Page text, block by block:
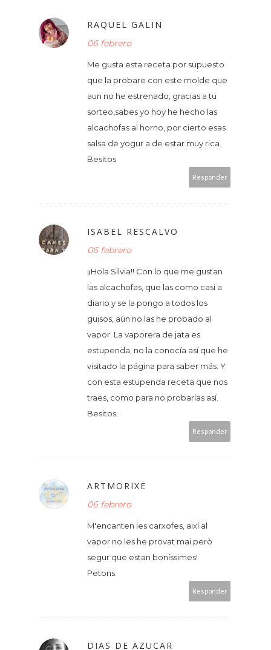
RAQUEL GALIN
06 febrero
Me gusta esta receta por supuesto
que la probare con este molde que
aun no he estrenado, gracias a tu
sorteo,sabes yo hoy he hecho las
alcachofas al horno, por cierto esas
salsa de yogur a de estar muy rica.
Besitos
Responder
ISABEL RESCALVO
06 febrero
¡¡Hola Silvia!! Con lo que me gustan
las alcachofas, que las como casi a
diario y se la pongo a todos los
guisos, aún no las he probado al
vapor. La vaporera de jata es
estupenda, no la conocía así que he
visitado la página para saber más. Y
con esta estupenda receta que nos
traes, como para no probarlas así.
Besitos.
Responder
ARTMORIXE
06 febrero
M'encanten les carxofes, així al
vapor no les he provat mai però
segur que estan boníssimes!
Petons.
Responder
DIAS DE AZUCAR